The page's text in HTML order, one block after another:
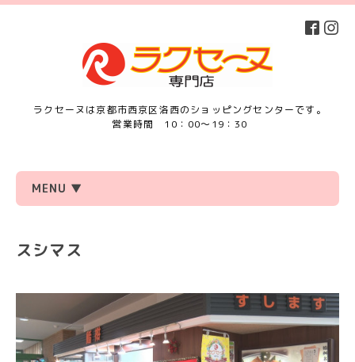
ラクセーヌは京都市西京区洛西のショッピングセンターです。
営業時間 10：00～19：30
MENU ▼
スシマス